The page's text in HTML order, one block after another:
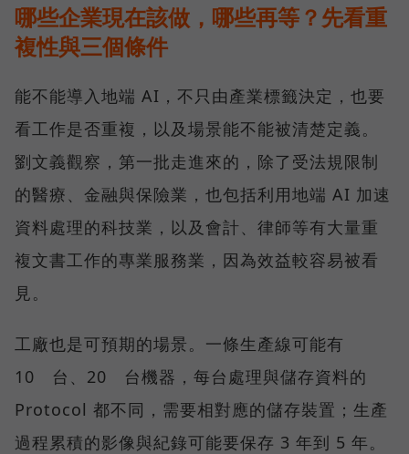
哪些企業現在該做，哪些再等？先看重
複性與三個條件
能不能導入地端 AI，不只由產業標籤決定，也要
看工作是否重複，以及場景能不能被清楚定義。
劉文義觀察，第一批走進來的，除了受法規限制
的醫療、金融與保險業，也包括利用地端 AI 加速
資料處理的科技業，以及會計、律師等有大量重
複文書工作的專業服務業，因為效益較容易被看
見。
工廠也是可預期的場景。一條生產線可能有
10 台、20 台機器，每台處理與儲存資料的
Protocol 都不同，需要相對應的儲存裝置；生產
過程累積的影像與紀錄可能要保存 3 年到 5 年。